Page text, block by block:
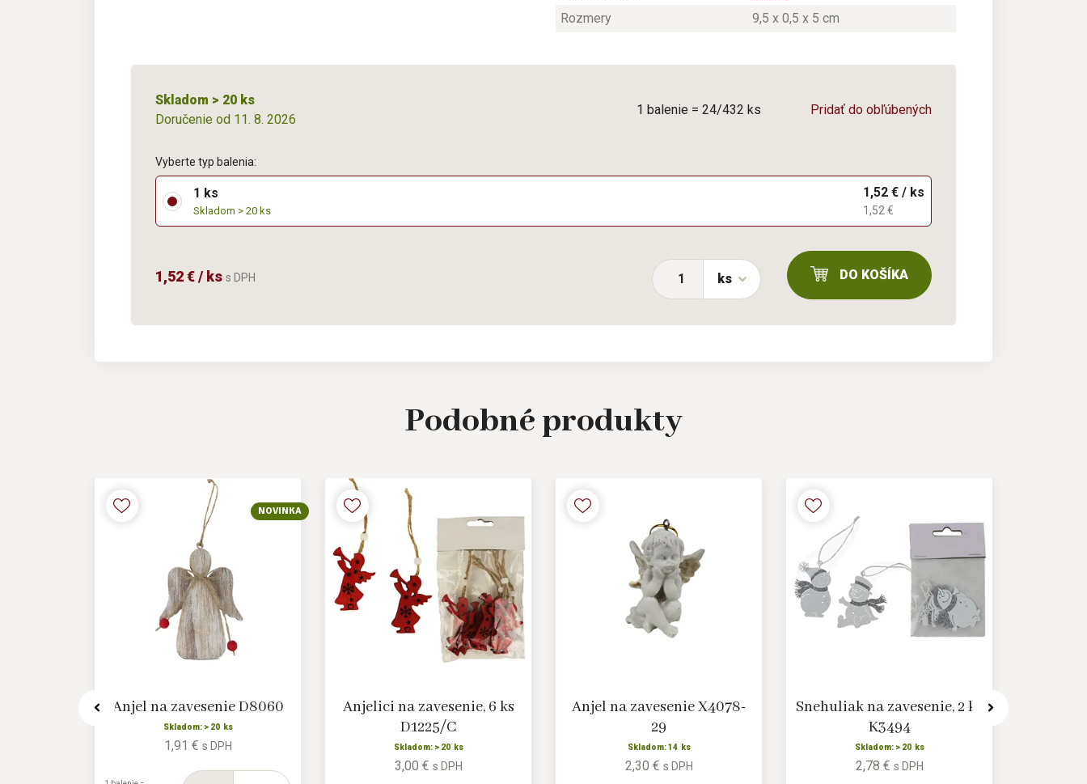
Rozmery
9,5 x 0,5 x 5 cm
Skladom > 20 ks
Doručenie od 11. 8. 2026
1 balenie = 24/432 ks Pridať do obľúbených
Vyberte typ balenia:
1 ks
Skladom > 20 ks
1,52 € / ks
1,52 €
1,52 € / ks s DPH ks DO KOŠÍKA
Podobnéprodukty
NOVINKA
Anjel na zavesenie D8060
Skladom: > 20 ks
1,91 € s DPH
Anjelici na zavesenie, 6 ks
D1225/C
Skladom: > 20 ks
3,00 € s DPH
Anjel na zavesenie X4078-
29
Skladom: 14 ks
2,30 € s DPH
Snehuliak na zavesenie, 2 ks
K3494
Skladom: > 20 ks
2,78 € s DPH